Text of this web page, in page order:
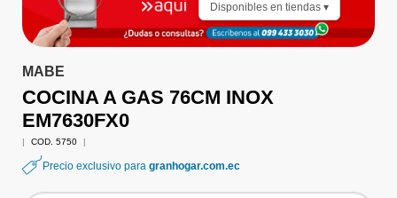
Disponibles en tiendas ▾
MABE
COCINA A GAS 76CM INOX
EM7630FX0
COD. 5750
Precio exclusivo para granhogar.com.ec